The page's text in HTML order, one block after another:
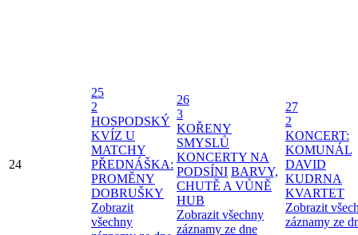
24
25
2
HOSPODSKÝ
KVÍZ U
MATCHY
PŘEDNÁŠKA:
PROMĚNY
DOBRUŠKY
Zobrazit
všechny
26
3
KOŘENY
SMYSLŮ
KONCERTY NA
PODSÍNI BARVY,
CHUTĚ A VŮNĚ
HUB
Zobrazit všechny
záznamy ze dne
27
2
KONCERT:
KOMUNÁL
DAVID
KUDRNA
KVARTET
Zobrazit
záznamy ze